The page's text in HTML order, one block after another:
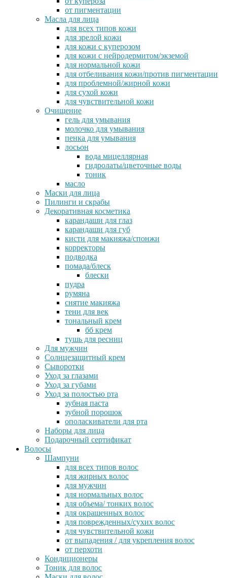
от пигментации
Масла для лица
для всех типов кожи
для зрелой кожи
для кожи с куперозом
для кожи с нейродермитом/экземой
для нормальной кожи
для отбеливания кожи/против пигментации
для проблемной/жирной кожи
для сухой кожи
для чувствительной кожи
Очищение
гель для умывания
молочко для умывания
пенка для умывания
лосьон
вода мицеллярная
гидролаты/цветочные воды
тоник
масло
Маски для лица
Пилинги и скрабы
Декоративная косметика
карандаши для глаз
карандаши для губ
кисти для макияжа/спонжи
корректоры
подводка
помада/блеск
блески
пудра
румяна
снятие макияжа
тени для век
тональный крем
бб крем
тушь для ресниц
Для мужчин
Солнцезащитный крем
Сыворотки
Уход за глазами
Уход за губами
Уход за полостью рта
зубная паста
зубной порошок
ополаскиватели для рта
Наборы для лица
Подарочный сертификат
Волосы
Шампуни
для всех типов волос
для жирных волос
для мужчин
для нормальных волос
для объема/ тонких волос
для окрашенных волос
для поврежденных/сухих волос
для чувствительной кожи
от выпадения / для укрепления волос
от перхоти
Кондиционеры
Тоник для волос